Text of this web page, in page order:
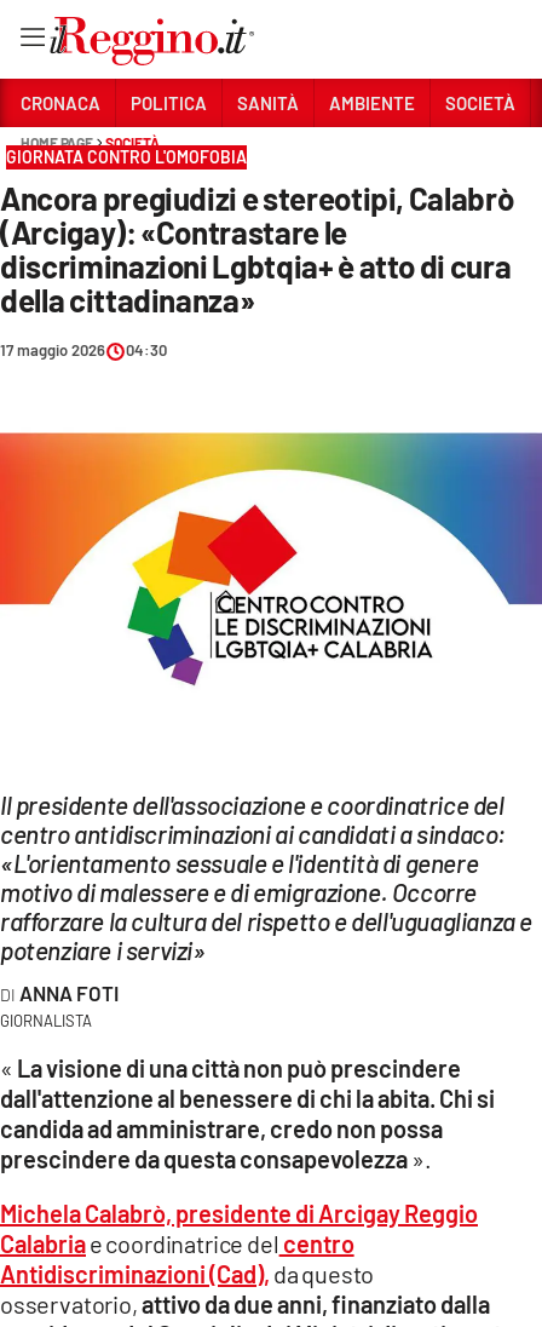
Sezioni
CRONACA
POLITICA
SANITÀ
AMBIENTE
ECONOMIA E LAVORO
EVENTI
LAC ONAIR
LaC
Network
LACTV.IT
LACONAIR.IT
LACITYMAG.IT
COSENZACHANNEL.IT
ILVIBONESE.IT
CRONACA POLITICA SANITÀ AMBIENTE SOCIETÀ
HOME PAGE SOCIETÀ
GIORNATA CONTRO L'OMOFOBIA
Ancora pregiudizi e stereotipi, Calabrò
(Arcigay): «Contrastare le
discriminazioni Lgbtqia+ è atto di cura
della cittadinanza»
17 maggio 2026 04:30
Il presidente dell'associazione e coordinatrice del
centro antidiscriminazioni ai candidati a sindaco:
«L'orientamento sessuale e l'identità di genere
motivo di malessere e di emigrazione. Occorre
rafforzare la cultura del rispetto e dell'uguaglianza e
potenziare i servizi»
ANNA FOTI
GIORNALISTA
« La visione di una città non può prescindere
dall'attenzione al benessere di chi la abita. Chi si
candida ad amministrare, credo non possa
prescindere da questa consapevolezza ».
Michela Calabrò, presidente di Arcigay Reggio
Calabriae coordinatrice del centro
Antidiscriminazioni (Cad), da questo
osservatorio,attivo da due anni, finanziato dalla